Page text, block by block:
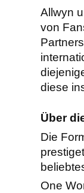
Allwyn
von
diese
Über
Die
One